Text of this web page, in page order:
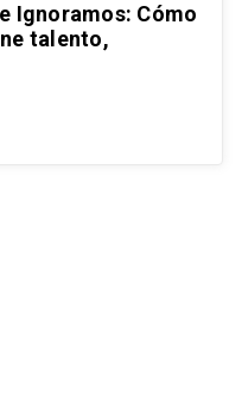
Ignoramos: Cómo
talento,